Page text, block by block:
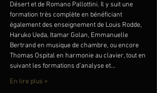
Désert et de Romano Pallottini. Il y suit une
formation très complète en bénéficiant
également des enseignement de Louis Rodde,
Haruko Ueda, Itamar Golan, Emmanuelle
Bertrand en musique de chambre, ou encore
Thomas Ospital en harmonie au clavier, tout en
suivant les formations d'analyse et…
En lire plus >